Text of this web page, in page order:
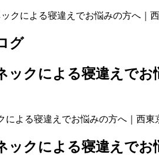
クによる寝違えでお悩みの方へ｜
グ
ックによる寝違えでお
ックによる寝違えでお